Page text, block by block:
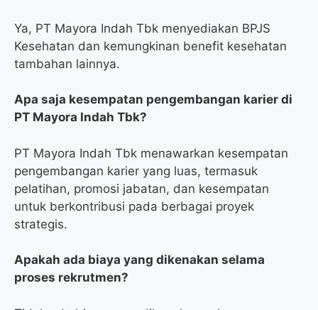
Ya, PT Mayora Indah Tbk menyediakan BPJS
Kesehatan dan kemungkinan benefit kesehatan
tambahan lainnya.
Apa saja kesempatan pengembangan karier di
PT Mayora Indah Tbk?
PT Mayora Indah Tbk menawarkan kesempatan
pengembangan karier yang luas, termasuk
pelatihan, promosi jabatan, dan kesempatan
untuk berkontribusi pada berbagai proyek
strategis.
Apakah ada biaya yang dikenakan selama
proses rekrutmen?